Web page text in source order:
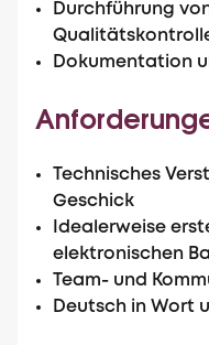
Durchführung
Dokumentation
Technisches
Geschick
Idealerweise
elektronischen
Team- und
Deutsch in Wort